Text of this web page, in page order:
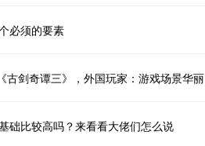
必须的要素
古剑奇谭三》，外国玩家：游戏场景华丽
础比较高吗？来看看大佬们怎么说